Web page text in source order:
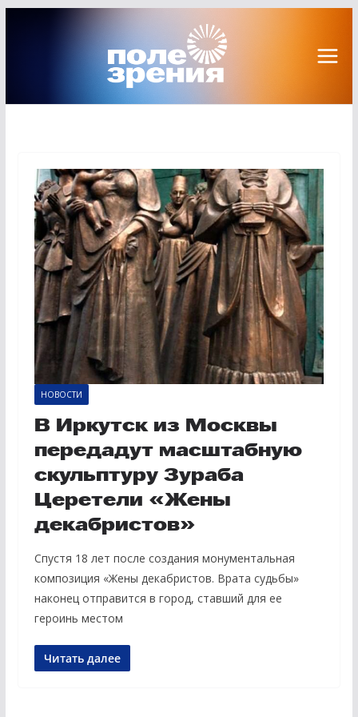
НОВОСТИ
В Иркутск из Москвы
передадут масштабную
скульптуру Зураба
Церетели «Жены
декабристов»
Спустя 18 лет после создания монументальная
композиция «Жены декабристов. Врата судьбы»
наконец отправится в город, ставший для ее
героинь местом
Читать далее